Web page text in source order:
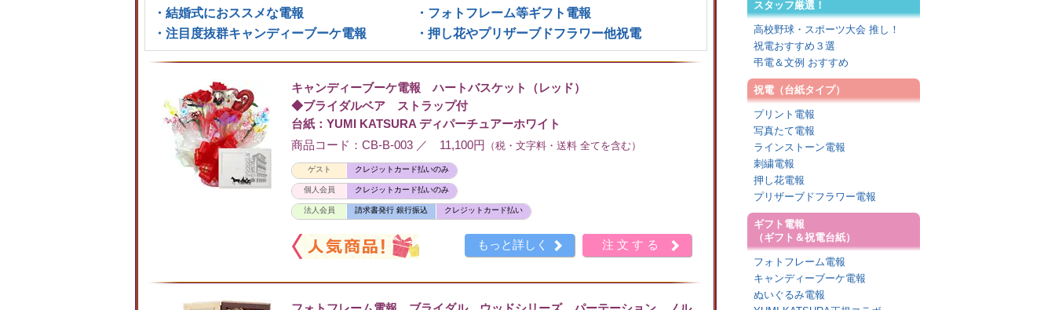
・結婚式におススメな電報
・フォトフレーム等ギフト電報
・注目度抜群キャンディーブーケ電報
・押し花やプリザーブドフラワー他祝電
キャンディーブーケ電報 ハートバスケット（レッド）
◆ブライダルベア ストラップ付
台紙：YUMI KATSURA ディパーチュアーホワイト
商品コード：CB-B-003 ／ 11,100円
（税・文字料・送料 全てを含む）
ゲスト クレジットカード払いのみ
個人会員 クレジットカード払いのみ
法人会員 請求書発行 銀行振込 クレジットカード払い
もっと詳しく 注文する
スタッフ厳選！
高校野球・スポーツ大会 推し！
祝電おすすめ３選
弔電＆文例 おすすめ
祝電（台紙タイプ）
プリント電報
写真たて電報
ラインストーン電報
刺繍電報
押し花電報
プリザーブドフラワー電報
ギフト電報
（ギフト＆祝電台紙）
フォトフレーム電報
キャンディーブーケ電報
ぬいぐるみ電報